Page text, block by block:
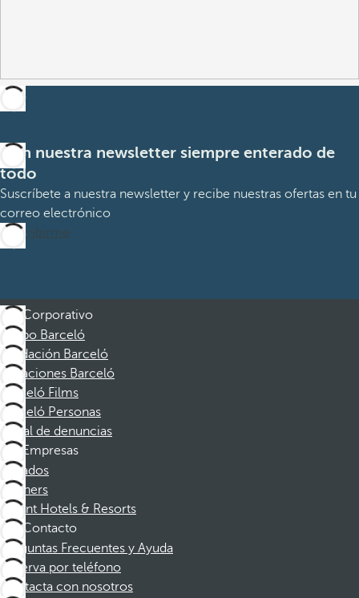
Con nuestra newsletter siempre enterado de
todo
Suscríbete a nuestra newsletter y recibe nuestras ofertas en tu
correo electrónico
Suscribirme
Corporativo
Grupo Barceló
Fundación Barceló
Vacaciones Barceló
Barceló Films
Barceló Personas
Canal de denuncias
Empresas
Afiliados
Partners
Dorint Hotels & Resorts
Contacto
Preguntas Frecuentes y Ayuda
Reserva por teléfono
Contacta con nosotros